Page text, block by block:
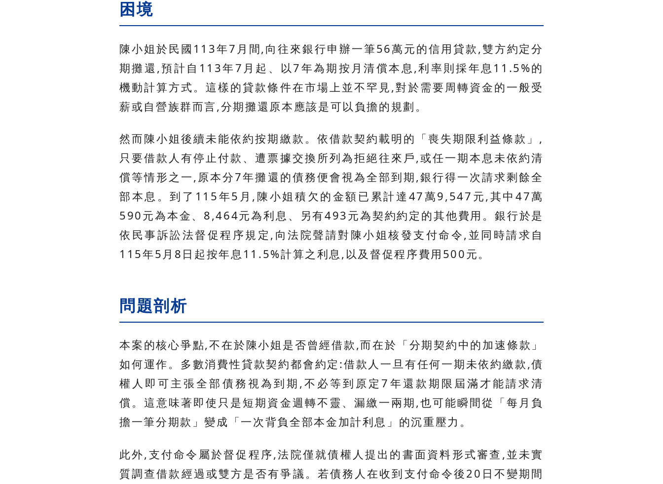
困境
陳小姐於民國113年7月間,向往來銀行申辦一筆56萬元的信用貸款,雙方約定分
期攤還,預計自113年7月起、以7年為期按月清償本息,利率則採年息11.5%的
機動計算方式。這樣的貸款條件在市場上並不罕見,對於需要周轉資金的一般受
薪或自營族群而言,分期攤還原本應該是可以負擔的規劃。
然而陳小姐後續未能依約按期繳款。依借款契約載明的「喪失期限利益條款」,
只要借款人有停止付款、遭票據交換所列為拒絕往來戶,或任一期本息未依約清
償等情形之一,原本分7年攤還的債務便會視為全部到期,銀行得一次請求剩餘全
部本息。到了115年5月,陳小姐積欠的金額已累計達47萬9,547元,其中47萬
590元為本金、8,464元為利息、另有493元為契約約定的其他費用。銀行於是
依民事訴訟法督促程序規定,向法院聲請對陳小姐核發支付命令,並同時請求自
115年5月8日起按年息11.5%計算之利息,以及督促程序費用500元。
問題剖析
本案的核心爭點,不在於陳小姐是否曾經借款,而在於「分期契約中的加速條款」
如何運作。多數消費性貸款契約都會約定:借款人一旦有任何一期未依約繳款,債
權人即可主張全部債務視為到期,不必等到原定7年還款期限屆滿才能請求清
償。這意味著即使只是短期資金週轉不靈、漏繳一兩期,也可能瞬間從「每月負
擔一筆分期款」變成「一次背負全部本金加計利息」的沉重壓力。
此外,支付命令屬於督促程序,法院僅就債權人提出的書面資料形式審查,並未實
質調查借款經過或雙方是否有爭議。若債務人在收到支付命令後20日不變期間